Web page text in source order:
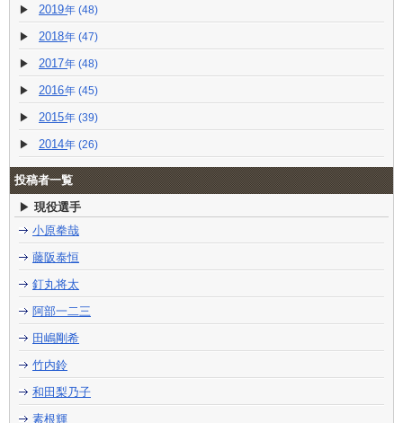
2019 (48)
2018 (47)
2017 (48)
2016 (45)
2015 (39)
2014 (26)
投稿者一覧
現役選手
小原拳哉
藤阪泰恒
釘丸将太
阿部一二三
田嶋剛希
竹内鈴
和田梨乃子
素根輝